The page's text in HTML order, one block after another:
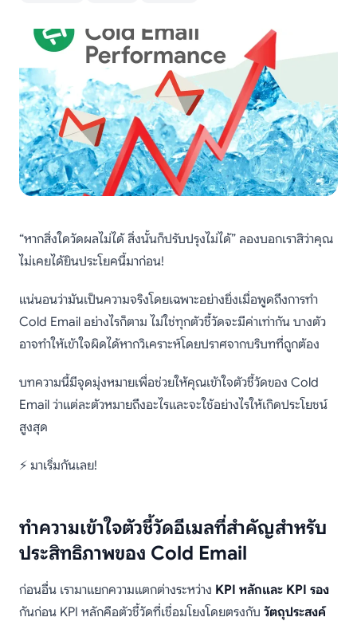
“หากสิ่งใดวัดผลไม่ได้ สิ่งนั้นก็ปรับปรุงไม่ได้” ลองบอกเราสิว่าคุณ
ไม่เคยได้ยินประโยคนี้มาก่อน!
แน่นอนว่ามันเป็นความจริงโดยเฉพาะอย่างยิ่งเมื่อพูดถึงการทำ
Cold Email อย่างไรก็ตาม ไม่ใช่ทุกตัวชี้วัดจะมีค่าเท่ากัน บางตัว
อาจทำให้เข้าใจผิดได้หากวิเคราะห์โดยปราศจากบริบทที่ถูกต้อง
บทความนี้มีจุดมุ่งหมายเพื่อช่วยให้คุณเข้าใจตัวชี้วัดของ Cold
Email ว่าแต่ละตัวหมายถึงอะไรและจะใช้อย่างไรให้เกิดประโยชน์
สูงสุด
⚡ มาเริ่มกันเลย!
ทำความเข้าใจตัวชี้วัดอีเมลที่สำคัญสำหรับ
ประสิทธิภาพของ Cold Email
ก่อนอื่น เรามาแยกความแตกต่างระหว่าง KPI หลักและ KPI รอง
กันก่อน KPI หลักคือตัวชี้วัดที่เชื่อมโยงโดยตรงกับ วัตถุประสงค์